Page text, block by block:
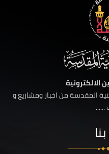
الالكترونية
المقدسة من اخبار ومشاريع و
......